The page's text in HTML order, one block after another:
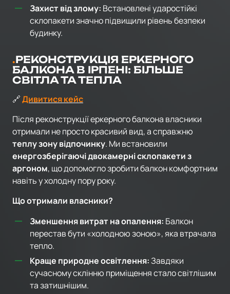
Захист від злому: Встановлені ударостійкі
склопакети значно підвищили рівень безпеки
будинку.
РЕКОНСТРУКЦІЯ ЕРКЕРНОГО
БАЛКОНА В ІРПЕНІ: БІЛЬШЕ
СВІТЛА ТА ТЕПЛА
🔗Дивитися кейс
Після реконструкції еркерного балкона власники
отримали не просто красивий вид, а справжню
теплу зону відпочинку. Ми встановили
енергозберігаючі двокамерні склопакети з
аргоном, що допомогло зробити балкон комфортним
навіть у холодну пору року.
Що отримали власники?
Зменшення витрат на опалення: Балкон
перестав бути «холодною зоною», яка втрачала
тепло.
Краще природне освітлення:Завдяки
сучасному склінню приміщення стало світлішим
та затишнішим.